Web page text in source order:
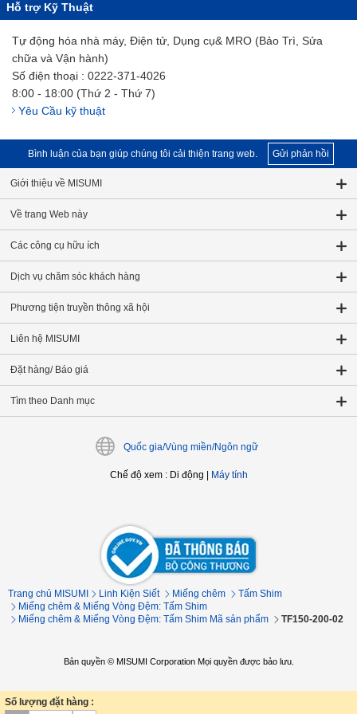
Hỗ trợ Kỹ Thuật
Tự động hóa nhà máy, Điện tử, Dụng cụ& MRO (Bảo Trì, Sửa
chữa và Vận hành)
Số điện thoại : 0222-371-4026
8:00 - 18:00 (Thứ 2 - Thứ 7)
Yêu Cầu kỹ thuật
Bình luận của bạn giúp chúng tôi cải thiện trang web. Gửi phản hồi
Giới thiệu về MISUMI
Về trang Web này
Các công cụ hữu ích
Dịch vụ chăm sóc khách hàng
Phương tiện truyền thông xã hội
Liên hệ MISUMI
Đặt hàng/ Báo giá
Tìm theo Danh mục
Quốc gia/Vùng miền/Ngôn ngữ
Chế độ xem: Di động Máy tính
Trang chủ MISUMI Linh Kiện Siết Miếng chêm
Tấm Shim
Miếng chêm & Miếng Vòng Đệm: Tấm Shim
Miếng chêm & Miếng Vòng Đệm: Tấm Shim Mã sản phẩm
TF150-200-02
Bản quyền © MISUMI Corporation Mọi quyền được bảo lưu.
Số lượng đặt hàng :